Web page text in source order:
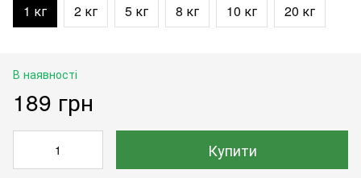
1 кг 2 кг 5 кг 8 кг 10 кг 20 кг
В наявності
189 грн
Купити